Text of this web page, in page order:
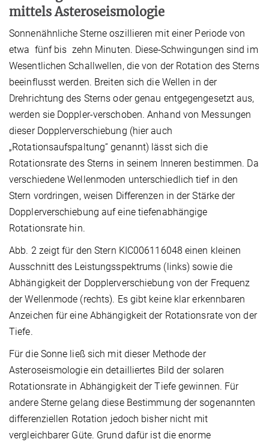
mittels Asteroseismologie
Sonnenähnliche Sterne oszillieren mit einer Periode von
etwa fünf bis zehn Minuten. Diese Schwingungen sind im
Wesentlichen Schallwellen, die von der Rotation des Sterns
beeinflusst werden. Breiten sich die Wellen in der
Drehrichtung des Sterns oder genau entgegengesetzt aus,
werden sie Doppler-verschoben. Anhand von Messungen
dieser Dopplerverschiebung (hier auch
„Rotationsaufspaltung“ genannt) lässt sich die
Rotationsrate des Sterns in seinem Inneren bestimmen. Da
verschiedene Wellenmoden unterschiedlich tief in den
Stern vordringen, weisen Differenzen in der Stärke der
Dopplerverschiebung auf eine tiefenabhängige
Rotationsrate hin.
Abb. 2 zeigt für den Stern KIC006116048 einen kleinen
Ausschnitt des Leistungsspektrums (links) sowie die
Abhängigkeit der Dopplerverschiebung von der Frequenz
der Wellenmode (rechts). Es gibt keine klar erkennbaren
Anzeichen für eine Abhängigkeit der Rotationsrate von der
Tiefe.
Für die Sonne ließ sich mit dieser Methode der
Asteroseismologie ein detailliertes Bild der solaren
Rotationsrate in Abhängigkeit der Tiefe gewinnen. Für
andere Sterne gelang diese Bestimmung der sogenannten
differenziellen Rotation jedoch bisher nicht mit
vergleichbarer Güte. Grund dafür ist die enorme